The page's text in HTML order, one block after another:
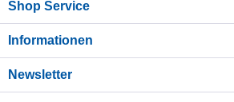
Shop Service
Informationen
Newsletter